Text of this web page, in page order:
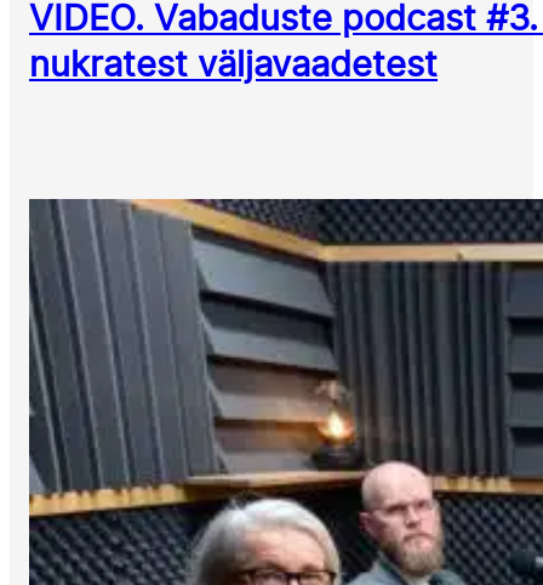
VIDEO. Vabaduste podcast
nukratest väljavaadetest